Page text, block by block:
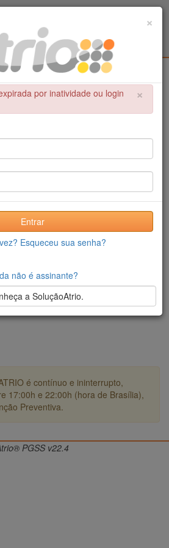
- COPPE / UFRJ
×
A OPERAÇÃO
por inatividade ou login não
é contínuo e ininterrupto,
17:00h e 22:00h (hora de Brasília),
Preventiva.
×
×
por inatividade ou login
Entrar
Esqueceu sua senha?
não é assinante?
a SoluçãoAtrio.
PGSS v22.4